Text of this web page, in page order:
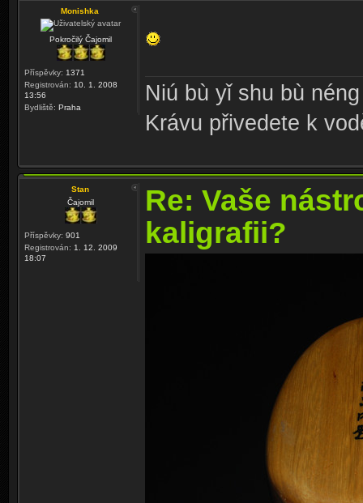
Monishka
Pokročilý Čajomil
Příspěvky: 1371
Registrován: 10. 1. 2008
13:56
Bydliště: Praha
Niú bù yǐ shu bù
Krávu přivedete k
Stan
Čajomil
Příspěvky: 901
Registrován: 1. 12. 2009
18:07
Re: Vaše
kaligrafii?